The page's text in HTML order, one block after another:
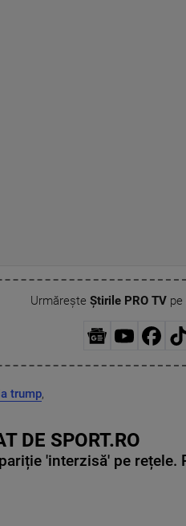
Urmărește Știrile PRO TVpe
trump,
DE SPORT.RO
'interzisă' pe